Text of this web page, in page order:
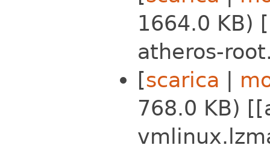
1664.0 KB)
atheros-
[scarica |
768.0 KB)